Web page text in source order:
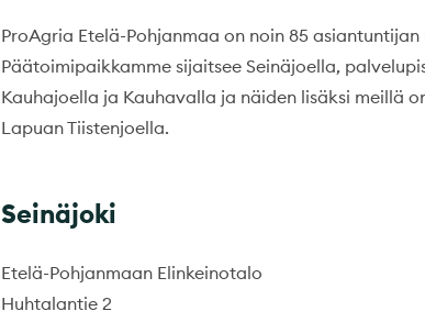
ProAgria Etelä-Pohjanmaa on noin 85
Päätoimipaikkamme sijaitsee Seinäjoella,
Kauhajoella ja Kauhavalla ja näiden lisäksi meillä
Lapuan Tiistenjoella.
Seinäjoki
Etelä-Pohjanmaan Elinkeinotalo
Huhtalantie 2